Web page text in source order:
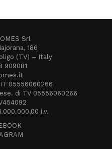
Srl
186
(TV) – Italy
909081
05556060266
di TV 05556060266
i.v.